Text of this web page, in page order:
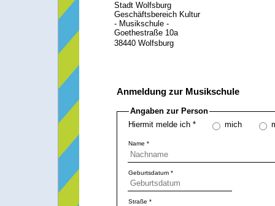
- Musikschule -
Geschäftsbereich Kultur
Goethestraße 10a
Angaben zur Person
Hiermit melde ich *
Geburtsdatum *
Name *
Straße *
mich
Anmeldung zur Musikschule
Stadt Wolfsburg
38440 Wolfsburg